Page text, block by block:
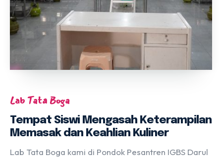
Lab Tata Boga
Tempat Siswi Mengasah Keterampilan
Memasak dan Keahlian Kuliner
Lab Tata Boga kami di Pondok Pesantren IGBS Darul